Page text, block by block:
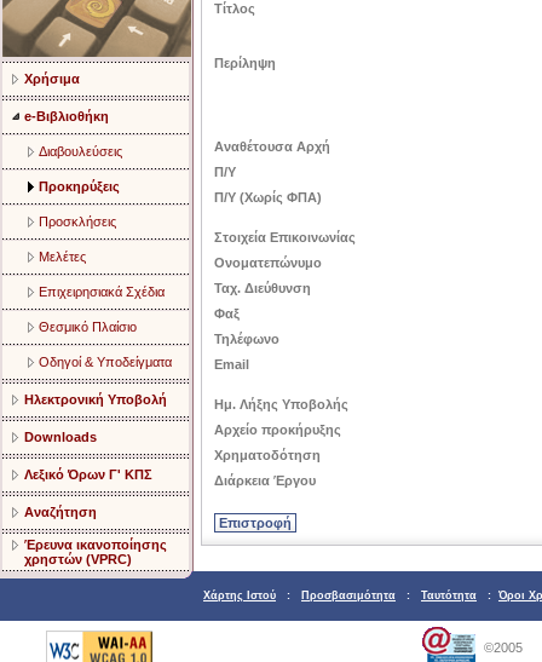
Χρήσιμα
e-Βιβλιοθήκη
Διαβουλεύσεις
Προκηρύξεις
Προσκλήσεις
Μελέτες
Επιχειρησιακά Σχέδια
Θεσμικό Πλαίσιο
Οδηγοί & Υποδείγματα
Ηλεκτρονική Υποβολή
Downloads
Λεξικό Όρων Γ' ΚΠΣ
Αναζήτηση
Έρευνα ικανοποίησης
χρηστών (VPRC)
Τίτλος
Περίληψη
Αναθέτουσα Αρχή
Π/Υ
Π/Υ (Χωρίς ΦΠΑ)
Στοιχεία Επικοινωνίας
Ονοματεπώνυμο
Ταχ. Διεύθυνση
Φαξ
Τηλέφωνο
Email
Ημ. Λήξης Υποβολής
Αρχείο προκήρυξης
Χρηματοδότηση
Διάρκεια Έργου
Χάρτης Ιστού : Προσβασιμότητα : Ταυτότητα : Όροι
©2005